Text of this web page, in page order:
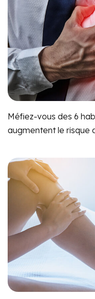
Méfiez-vous des 6
augmentent le risque